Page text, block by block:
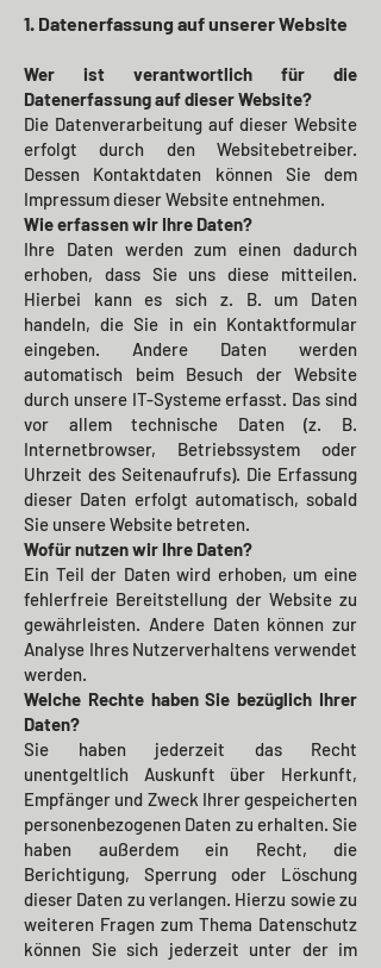
1. Datenerfassung auf unserer Website
Wer ist verantwortlich für die
Datenerfassung auf dieser Website?
Die Datenverarbeitung auf dieser Website
erfolgt durch den Websitebetreiber.
Dessen Kontaktdaten können Sie dem
Impressum dieser Website entnehmen.
Wie erfassen wir Ihre Daten?
Ihre Daten werden zum einen dadurch
erhoben, dass Sie uns diese mitteilen.
Hierbei kann es sich z. B. um Daten
handeln, die Sie in ein Kontaktformular
eingeben. Andere Daten werden
automatisch beim Besuch der Website
durch unsere IT-Systeme erfasst. Das sind
vor allem technische Daten (z. B.
Internetbrowser, Betriebssystem oder
Uhrzeit des Seitenaufrufs). Die Erfassung
dieser Daten erfolgt automatisch, sobald
Sie unsere Website betreten.
Wofür nutzen wir Ihre Daten?
Ein Teil der Daten wird erhoben, um eine
fehlerfreie Bereitstellung der Website zu
gewährleisten. Andere Daten können zur
Analyse Ihres Nutzerverhaltens verwendet
werden.
Welche Rechte haben Sie bezüglich Ihrer
Daten?
Sie haben jederzeit das Recht
unentgeltlich Auskunft über Herkunft,
Empfänger und Zweck Ihrer gespeicherten
personenbezogenen Daten zu erhalten. Sie
haben außerdem ein Recht, die
Berichtigung, Sperrung oder Löschung
dieser Daten zu verlangen. Hierzu sowie zu
weiteren Fragen zum Thema Datenschutz
können Sie sich jederzeit unter der im